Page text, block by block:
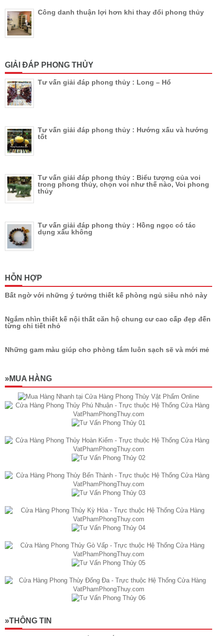
Công danh thuận lợi hơn khi thay đổi phong thủy
GIẢI ĐÁP PHONG THỦY
Tư vấn giải đáp phong thủy : Long – Hổ
Tư vấn giải đáp phong thủy : Hướng xấu và hướng
tốt
Tư vấn giải đáp phong thủy : Biểu tượng của voi
trong phong thủy, chọn voi như thế nào, Voi phong
thủy
Tư vấn giải đáp phong thủy : Hồng ngọc có tác
dụng xấu không
HỖN HỢP
Bất ngờ với những ý tưởng thiết kế phòng ngủ siêu nhỏ này
Ngắm nhìn thiết kế nội thất căn hộ chung cư cao cấp đẹp đến
từng chi tiết nhỏ
Những gam màu giúp cho phòng tắm luôn sạch sẽ và mới mẻ
»MUA HÀNG
»THÔNG TIN